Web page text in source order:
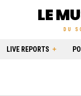
LE
DU
LIVE REPORTS